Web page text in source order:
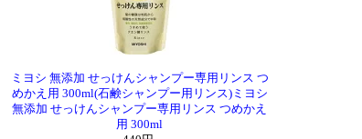
ミヨシ 無添加 せっけんシャンプー専用リンス つ
めかえ用 300ml(石鹸シャンプー用リンス)ミヨシ
無添加 せっけんシャンプー専用リンス つめかえ
用 300ml